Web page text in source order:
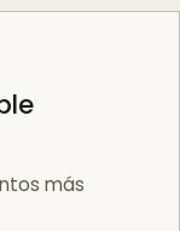
más